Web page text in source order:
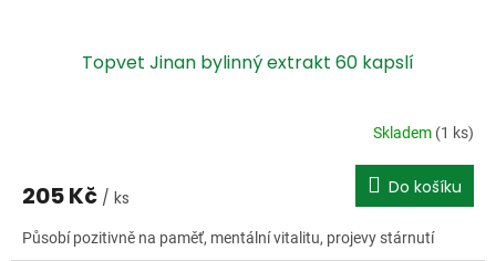
Topvet Jinan bylinný extrakt 60 kapslí
Skladem (1 ks)
205 Kč / ks Do košíku
Působí pozitivně na paměť, mentální vitalitu, projevy stárnutí